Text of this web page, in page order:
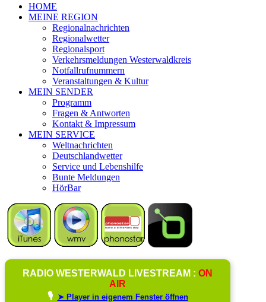
HOME
MEINE REGION
Regionalnachrichten
Regionalwetter
Regionalsport
Verkehrsmeldungen Westerwaldkreis
Notfallrufnummern
Veranstaltungen & Kultur
MEIN SENDER
Programm
Fragen & Antworten
Kontakt & Impressum
MEIN SERVICE
Weltnachrichten
Deutschlandwetter
Service und Lebenshilfe
Bunte Meldungen
HörBar
RADIO WESTERWALD LIVESTREAM : ON
AIR
🎙️ ➤ Player in eigenem Fenster öffnen